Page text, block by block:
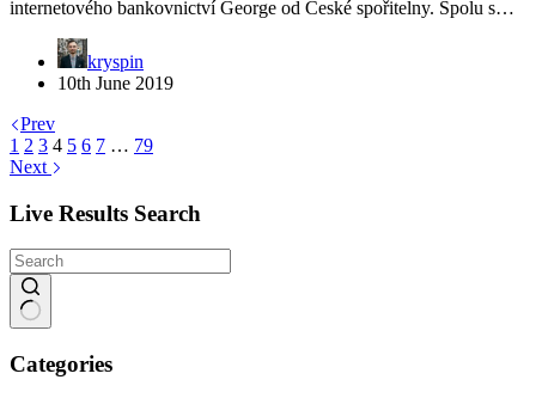
internetového bankovnictví George od České spořitelny. Spolu s…
kryspin
10th June 2019
Prev
1 2 3 4 5 6 7 … 79
Next
Live Results Search
results
Categories